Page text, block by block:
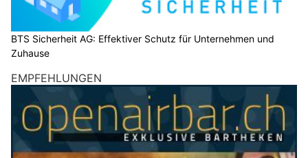
BTS Sicherheit AG: Effektiver Schutz für Unternehmen und
Zuhause
EMPFEHLUNGEN